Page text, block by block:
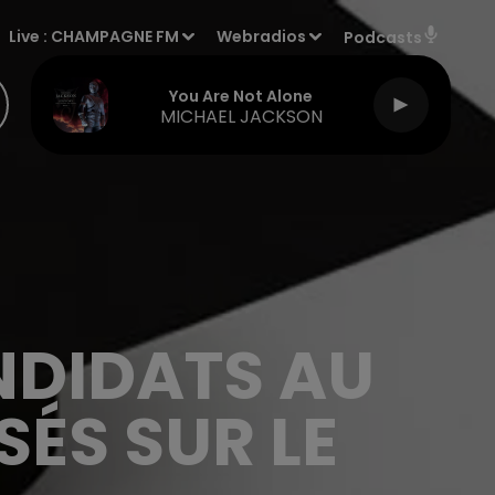
Live : CHAMPAGNE FM Webradios Podcasts
You Are Not Alone
MICHAEL JACKSON
AU
SUR LE